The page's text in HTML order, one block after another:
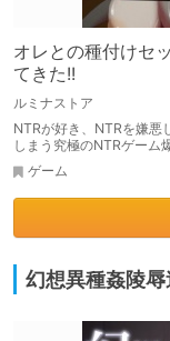
オレとの種付けセ
てきた!!
ルミナストア
NTRが好き、NTRを嫌
しまう究極のNTRゲーム
ゲーム
幻想異種姦陵